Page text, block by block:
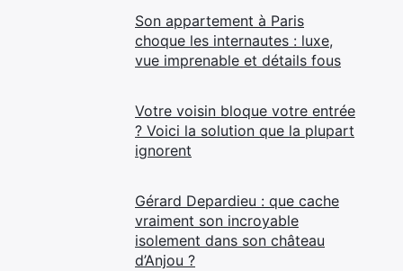
Son appartement à Paris
choque les internautes : luxe,
vue imprenable et détails fous
Votre voisin bloque votre entrée
? Voici la solution que la plupart
ignorent
Gérard Depardieu : que cache
vraiment son incroyable
isolement dans son château
d’Anjou ?